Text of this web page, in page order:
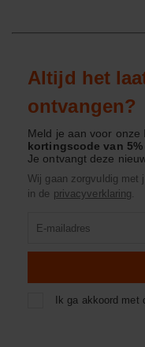
Altijd het
ontvangen?
Meld je aan voor onze
kortingscode van 5%
Je ontvangt deze
Wij gaan zorgvuldig met
in de privacyverklaring.
Ik ga akkoord met